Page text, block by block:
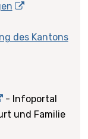
des Kantons
- Infoportal
und Familie